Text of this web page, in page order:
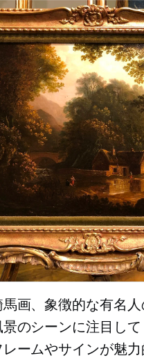
馬画、象徴的な有名
景のシーンに注目し
レームやサインが魅